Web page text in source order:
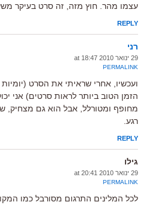
עצמו מהר. חוץ מזה, זה סרט בעיקר
REPLY
רני
29 ינואר 2010 at 18:47
PERMALINK
ועכשיו, אחרי שראיתי את הסרט
הזמן הטוב ביותר לראות סרטים) אני
מחופף ומטורלל, אבל הוא גם מצחיק,
רגע.
REPLY
גילו
29 ינואר 2010 at 20:41
PERMALINK
לכל המלינים התרגום מסורבל כמו